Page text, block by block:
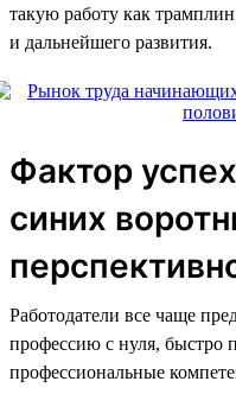
такую работу как
и дальнейшего развития.
Фактор
синих
Работодатели все чаще
профессию с нуля, быстро
профессиональные